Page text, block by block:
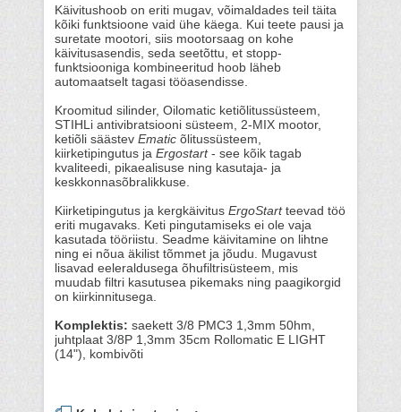
Käivitushoob on eriti mugav, võimaldades teil täita
kõiki funktsioone vaid ühe käega. Kui teete pausi ja
suretate mootori, siis mootorsaag on kohe
käivitusasendis, seda seetõttu, et stopp-
funktsiooniga kombineeritud hoob läheb
automaatselt tagasi tööasendisse.
Kroomitud silinder, Oilomatic ketiõlitussüsteem,
STIHLi antivibratsiooni süsteem, 2-MIX mootor,
ketiõli säästev Ematic õlitussüsteem,
kiirketipingutus ja Ergostart- see kõik tagab
kvaliteedi, pikaealisuse ning kasutaja- ja
keskkonnasõbralikkuse.
Kiirketipingutus ja kergkäivitus ErgoStartteevad töö
eriti mugavaks. Keti pingutamiseks ei ole vaja
kasutada tööriistu. Seadme käivitamine on lihtne
ning ei nõua äkilist tõmmet ja jõudu. Mugavust
lisavad eeleraldusega õhufiltrisüsteem, mis
muudab filtri kasutusea pikemaks ning paagikorgid
on kiirkinnitusega.
Komplektis: saekett 3/8 PMC3 1,3mm 50hm,
juhtplaat 3/8P 1,3mm 35cm Rollomatic E LIGHT
(14"), kombivõti